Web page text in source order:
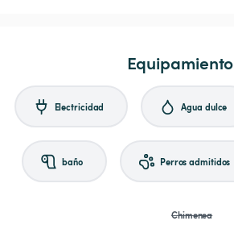
Equipamiento
Electricidad Agua dulce
baño Perros admitidos
Chimenea